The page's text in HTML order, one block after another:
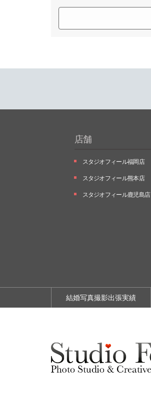
店舗
スタジオフィール福岡店
スタジオフィール熊本店
スタジオフィール鹿児島店
結婚写真撮影出張実績